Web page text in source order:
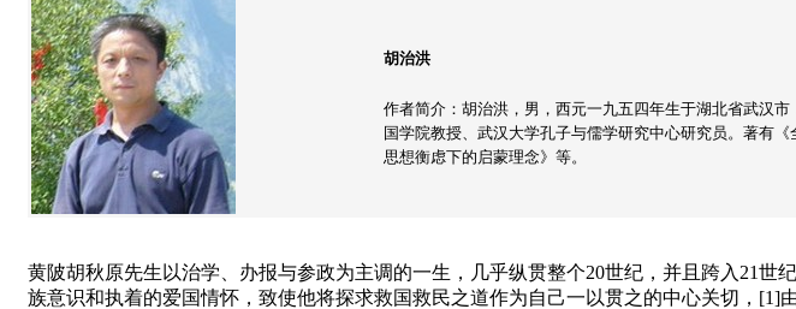
胡治洪
作者简介：胡治洪，男，西元一九五四年生于湖北省武汉
国学院教授、武汉大学孔子与儒学研究中心研究员。著有
思想衡虑下的启蒙理念》等。
黄陂胡秋原先生以治学、办报与参政为主调的一生，几乎纵贯整个20世纪，并且跨入21
族意识和执着的爱国情怀，致使他将探求救国救民之道作为自己一以贯之的中心关切，[1]